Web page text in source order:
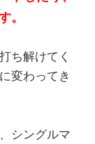
。
ち解けてく
変わってき
シングルマ